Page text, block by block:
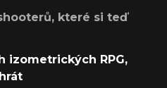
které si teď
izometrických RPG,